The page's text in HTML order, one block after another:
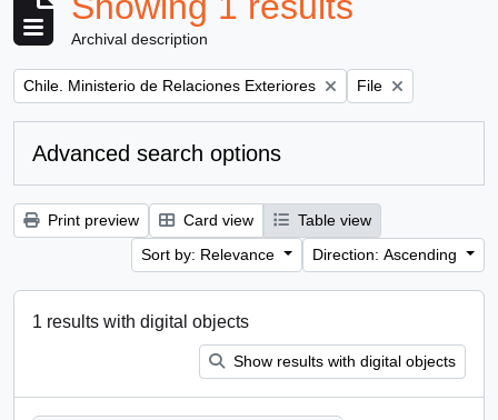
Archival description
Remove filter:
Chile. Ministerio de Relaciones Exteriores Remove filter:
File
Advanced search options
Print preview Card view
Table view
Sort by: Relevance
Direction: Ascending
1 results with digital objects
Show results with digital objects